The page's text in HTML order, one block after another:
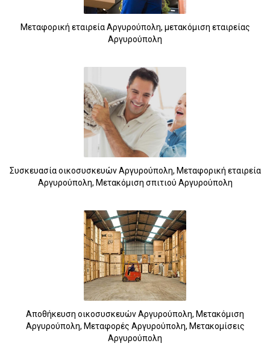
Μεταφορική εταιρεία Αργυρούπολη, μετακόμιση εταιρείας
Αργυρούπολη
Συσκευασία οικοσυσκευών Αργυρούπολη, Μεταφορική εταιρεία
Αργυρούπολη, Μετακόμιση σπιτιού Αργυρούπολη
Αποθήκευση οικοσυσκευών Αργυρούπολη, Μετακόμιση
Αργυρούπολη, Μεταφορές Αργυρούπολη, Μετακομίσεις
Αργυρούπολη